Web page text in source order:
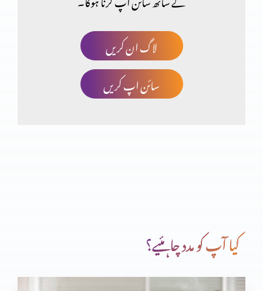
لاگ ان کریں
سائن اپ کریں
کیا آپ کو مدد چاہئیے؟